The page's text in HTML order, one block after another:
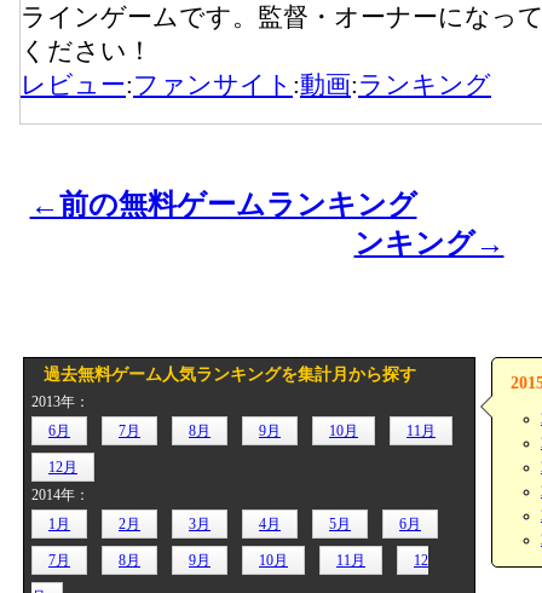
ラインゲームです。監督・オーナーになっ
ください！
レビュー:ファンサイト :動画:ランキング
←前の無料ゲームランキング
ンキング→
過去無料ゲーム人気ランキングを集計月から探す
2013年：
6月
7月 8月 9月 10月 11月
12月
2014年：
1月
2月 3月 4月 5月 6月
7月 8月 9月 10月 11月 12